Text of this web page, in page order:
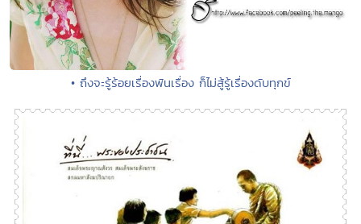
• ถึงจะรู้ร้อยเรื่องพันเรื่อง ก็ไม่สู้รู้เรื่องดับทุกข์